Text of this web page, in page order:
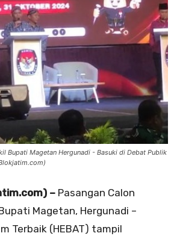
Bupati Magetan Hergunadi - Basuki di Debat Publik
– Pasangan Calon
Magetan, Hergunadi –
Terbaik (HEBAT) tampil